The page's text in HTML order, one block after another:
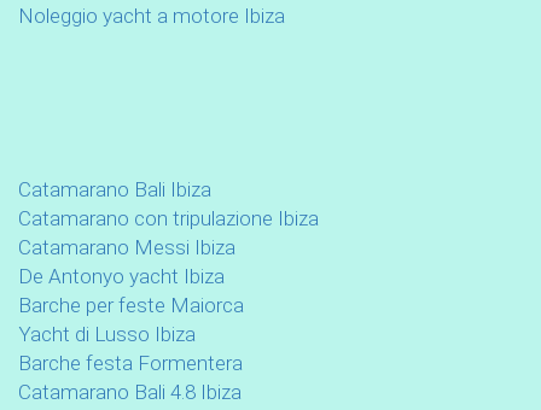
Noleggio yacht a motore Ibiza
Catamarano Bali Ibiza
Catamarano con tripulazione Ibiza
Catamarano Messi Ibiza
De Antonyo yacht Ibiza
Barche per feste Maiorca
Yacht di Lusso Ibiza
Barche festa Formentera
Catamarano Bali 4.8 Ibiza